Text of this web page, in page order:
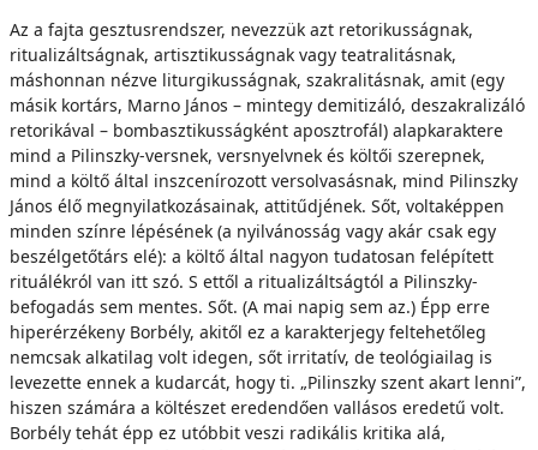
Az a fajta gesztusrendszer, nevezzük azt retorikusságnak,
ritualizáltságnak, artisztikusságnak vagy teatralitásnak,
máshonnan nézve liturgikusságnak, szakralitásnak, amit (egy
másik kortárs, Marno János – mintegy demitizáló, deszakralizáló
retorikával – bombasztikusságként aposztrofál) alapkaraktere
mind a Pilinszky-versnek, versnyelvnek és költői szerepnek,
mind a költő által inszcenírozott versolvasásnak, mind Pilinszky
János élő megnyilatkozásainak, attitűdjének. Sőt, voltaképpen
minden színre lépésének (a nyilvánosság vagy akár csak egy
beszélgetőtárs elé): a költő által nagyon tudatosan felépített
rituálékról van itt szó. S ettől a ritualizáltságtól a Pilinszky-
befogadás sem mentes. Sőt. (A mai napig sem az.) Épp erre
hiperérzékeny Borbély, akitől ez a karakterjegy feltehetőleg
nemcsak alkatilag volt idegen, sőt irritatív, de teológiailag is
levezette ennek a kudarcát, hogy ti. „Pilinszky szent akart lenni”,
hiszen számára a költészet eredendően vallásos eredetű volt.
Borbély tehát épp ez utóbbit veszi radikális kritika alá,